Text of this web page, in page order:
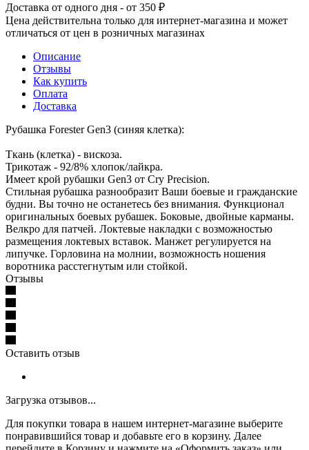
Доставка от одного дня - от 350 ₽
Цена действительна только для интернет-магазина и может
отличаться от цен в розничных магазинах
Описание
Отзывы
Как купить
Оплата
Доставка
Рубашка Forester Gen3 (синяя клетка):
Ткань (клетка) - вискоза.
Трикотаж - 92/8% хлопок/лайкра.
Имеет крой рубашки Gen3 от Cry Precision.
Стильная рубашка разнообразит Ваши боевые и гражданские
будни. Вы точно не останетесь без внимания. Функционал
оригинальных боевых рубашек. Боковые, двойные карманы.
Велкро для патчей. Локтевые накладки с возможностью
размещения локтевых вставок. Манжет регулируется на
липучке. Горловина на молнии, возможность ношения
воротника расстегнутым или стойкой.
Отзывы
Оставить отзыв
Загрузка отзывов...
Для покупки товара в нашем интернет-магазине выберите
понравившийся товар и добавьте его в корзину. Далее